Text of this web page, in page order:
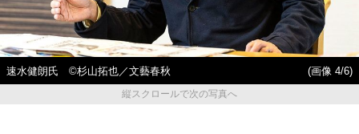
速水健朗氏 ©杉山拓也／文藝春秋
(画像 4/6)
縦スクロールで次の写真へ